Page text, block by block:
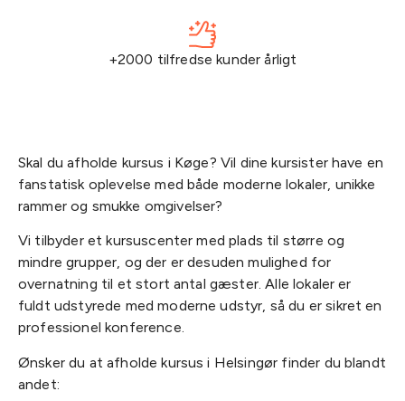
+2000 tilfredse kunder årligt
Skal du afholde kursus i Køge? Vil dine kursister have en
fanstatisk oplevelse med både moderne lokaler, unikke
rammer og smukke omgivelser?
Vi tilbyder et kursuscenter med plads til større og
mindre grupper, og der er desuden mulighed for
overnatning til et stort antal gæster. Alle lokaler er
fuldt udstyrede med moderne udstyr, så du er sikret en
professionel konference.
Ønsker du at afholde kursus i Helsingør finder du blandt
andet: